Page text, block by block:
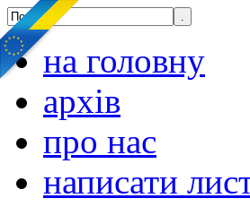
на головну
архів
про нас
написати